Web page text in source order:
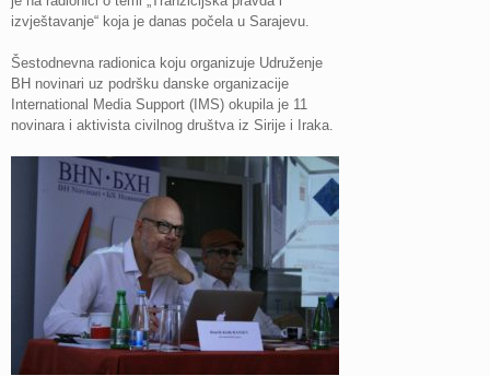
izvještavanje“ koja je danas počela u Sarajevu.
Šestodnevna radionica koju organizuje Udruženje
BH novinari uz podršku danske organizacije
International Media Support (IMS) okupila je 11
novinara i aktivista civilnog društva iz Sirije i Iraka.